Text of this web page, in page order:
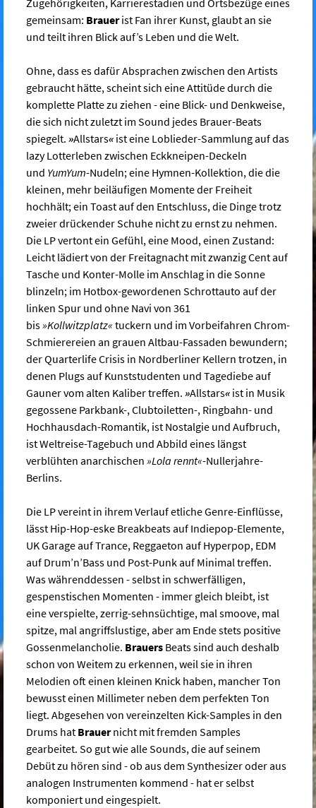
Zugehörigkeiten, Karrierestadien und Ortsbezüge eines
gemeinsam: Brauerist Fan ihrer Kunst, glaubt an sie
und teilt ihren Blick auf’s Leben und die Welt.
Ohne, dass es dafür Absprachen zwischen den Artists
gebraucht hätte, scheint sich eine Attitüde durch die
komplette Platte zu ziehen - eine Blick- und Denkweise,
die sich nicht zuletzt im Sound jedes Brauer-Beats
spiegelt. »Allstars« ist eine Loblieder-Sammlung auf das
lazy Lotterleben zwischen Eckkneipen-Deckeln
und YumYum-Nudeln; eine Hymnen-Kollektion, die die
kleinen, mehr beiläufigen Momente der Freiheit
hochhält; ein Toast auf den Entschluss, die Dinge trotz
zweier drückender Schuhe nicht zu ernst zu nehmen.
Die LP vertont ein Gefühl, eine Mood, einen Zustand:
Leicht lädiert von der Freitagnacht mit zwanzig Cent auf
Tasche und Konter-Molle im Anschlag in die Sonne
blinzeln; im Hotbox-gewordenen Schrottauto auf der
linken Spur und ohne Navi von 361
bis»Kollwitzplatz«tuckern und im Vorbeifahren Chrom-
Schmierereien an grauen Altbau-Fassaden bewundern;
der Quarterlife Crisis in Nordberliner Kellern trotzen, in
denen Plugs auf Kunststudenten und Tagediebe auf
Gauner vom alten Kaliber treffen. »Allstars« ist in Musik
gegossene Parkbank-, Clubtoiletten-, Ringbahn- und
Hochhausdach-Romantik, ist Nostalgie und Aufbruch,
ist Weltreise-Tagebuch und Abbild eines längst
verblühten anarchischen »Lola rennt«-Nullerjahre-
Berlins.
Die LP vereint in ihrem Verlauf etliche Genre-Einflüsse,
lässt Hip-Hop-eske Breakbeats auf Indiepop-Elemente,
UK Garage auf Trance, Reggaeton auf Hyperpop, EDM
auf Drum’n’Bass und Post-Punk auf Minimal treffen.
Was währenddessen - selbst in schwerfälligen,
gespenstischen Momenten - immer gleich bleibt, ist
eine verspielte, zerrig-sehnsüchtige, mal smoove, mal
spitze, mal angriffslustige, aber am Ende stets positive
Gossenmelancholie. Brauers Beats sind auch deshalb
schon von Weitem zu erkennen, weil sie in ihren
Melodien oft einen kleinen Knick haben, mancher Ton
bewusst einen Millimeter neben dem perfekten Ton
liegt. Abgesehen von vereinzelten Kick-Samples in den
Drums hat Brauernicht mit fremden Samples
gearbeitet. So gut wie alle Sounds, die auf seinem
Debüt zu hören sind - ob aus dem Synthesizer oder aus
analogen Instrumenten kommend - hat er selbst
komponiert und eingespielt.